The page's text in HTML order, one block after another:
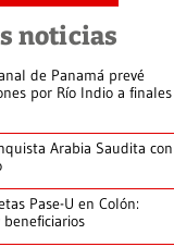
noticias
de Panamá prevé
por Río Indio a finales
Arabia Saudita con
Pase-U en Colón: